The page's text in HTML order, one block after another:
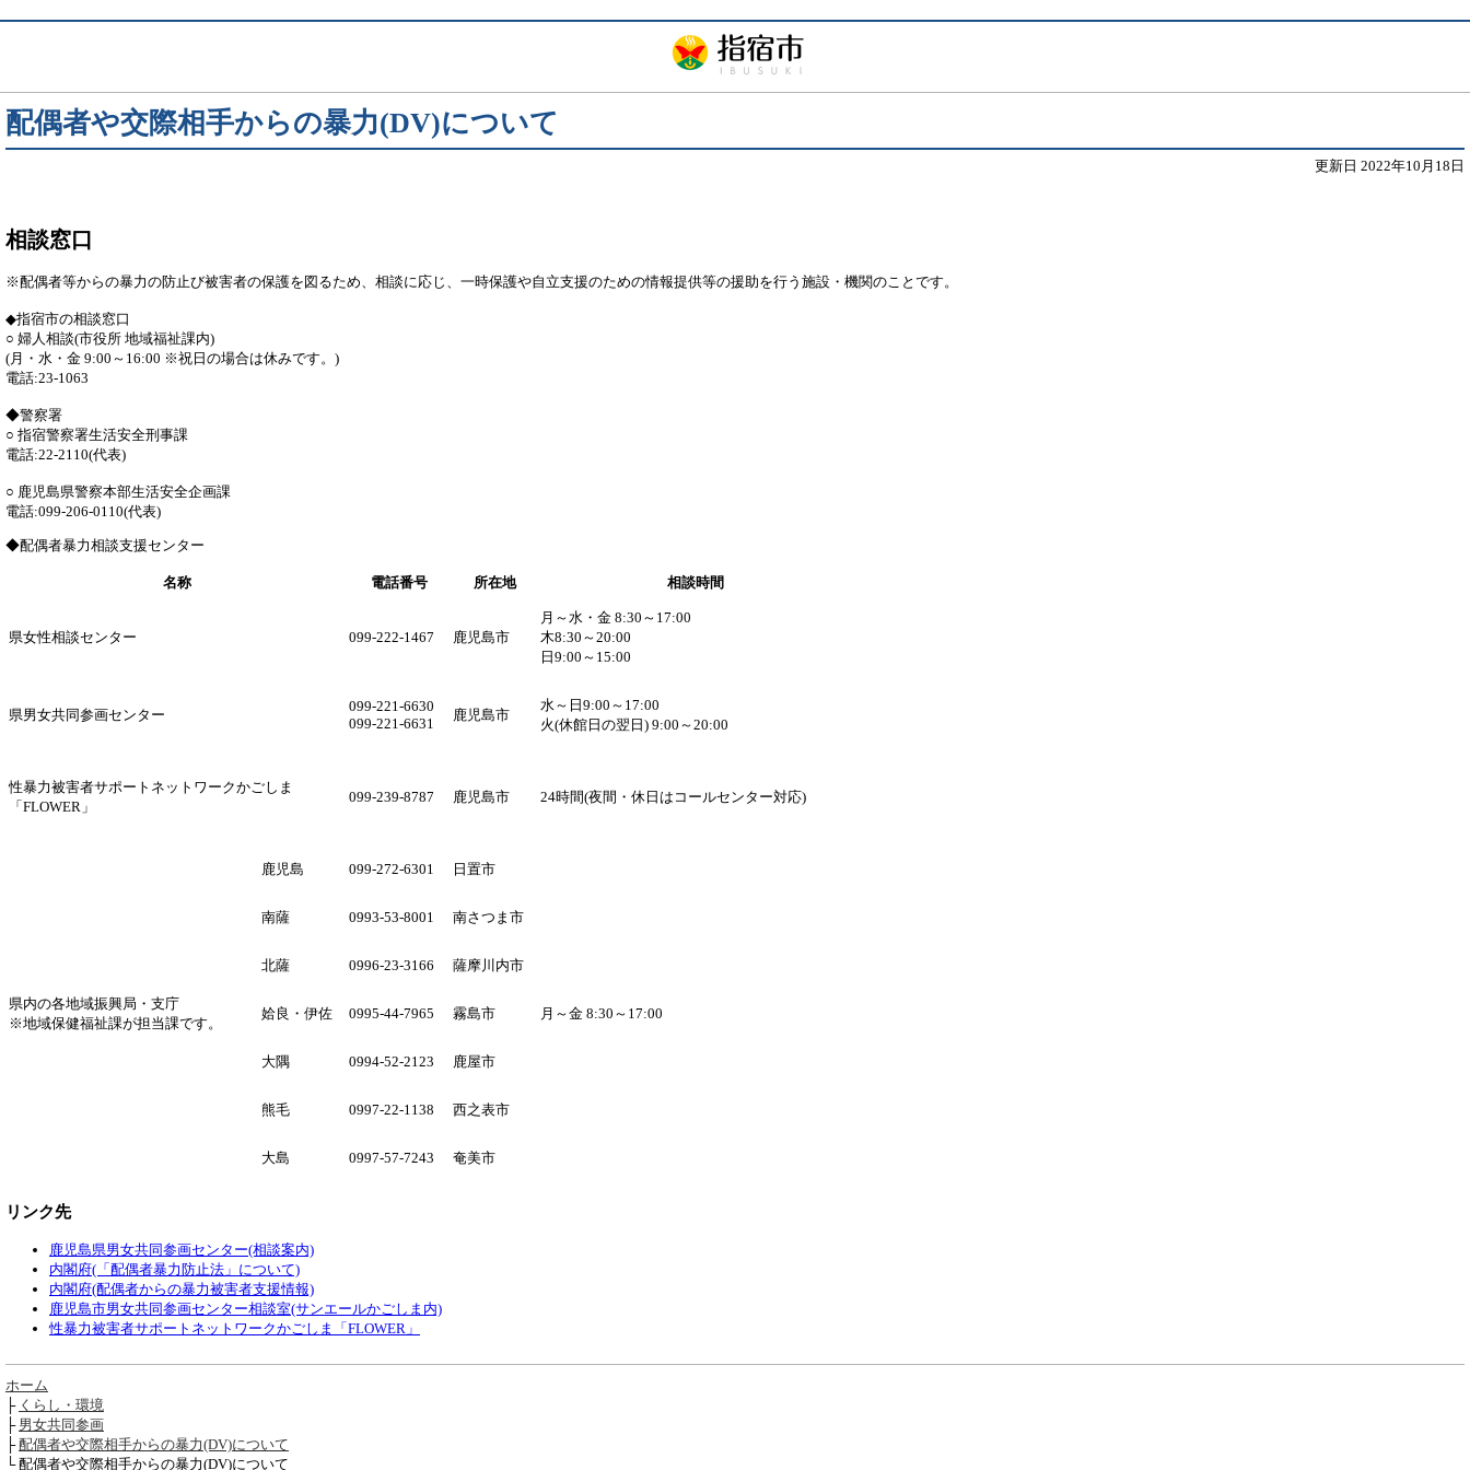
配偶者や交際相手からの暴力(DV)について
更新日 2022年10月18日
相談窓口
※配偶者等からの暴力の防止び被害者の保護を図るため、相談に応じ、一時保護や自立支援のための情報提供等の援助を行う施設・機関のことです。
◆指宿市の相談窓口
○ 婦人相談(市役所 地域福祉課内)
(月・水・金 9:00～16:00 ※祝日の場合は休みです。)
電話:23-1063
◆警察署
○ 指宿警察署生活安全刑事課
電話:22-2110(代表)
○ 鹿児島県警察本部生活安全企画課
電話:099-206-0110(代表)
◆配偶者暴力相談支援センター
名称 電話番号 所在地 相談時間
県女性相談センター 099-222-1467 鹿児島市
月～水・金 8:30～17:00
木8:30～20:00
日9:00～15:00
県男女共同参画センター
099-221-6630
099-221-6631
鹿児島市
水～日9:00～17:00
火(休館日の翌日) 9:00～20:00
性暴力被害者サポートネットワークかごしま
「FLOWER」
099-239-8787 鹿児島市 24時間(夜間・休日はコールセンター対応)
県内の各地域振興局・支庁
※地域保健福祉課が担当課です。
鹿児島 099-272-6301 日置市
月～金 8:30～17:00
南薩 0993-53-8001 南さつま市
北薩 0996-23-3166 薩摩川内市
姶良・伊佐 0995-44-7965 霧島市
大隅 0994-52-2123 鹿屋市
熊毛 0997-22-1138 西之表市
大島 0997-57-7243 奄美市
リンク先
鹿児島県男女共同参画センター(相談案内)
内閣府(「配偶者暴力防止法」について)
内閣府(配偶者からの暴力被害者支援情報)
鹿児島市男女共同参画センター相談室(サンエールかごしま内)
性暴力被害者サポートネットワークかごしま「FLOWER」
ホーム
├ くらし・環境
├ 男女共同参画
├配偶者や交際相手からの暴力(DV)について
└ 配偶者や交際相手からの暴力(DV)について